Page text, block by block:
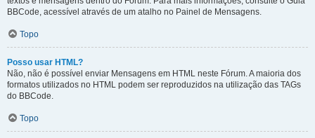
BBCode, acessível através de um atalho no Painel de Mensagens.
Topo
Posso usar HTML?
Não, não é possível enviar Mensagens em HTML neste Fórum. A maioria dos
formatos utilizados no HTML podem ser reproduzidos na utilização das TAGs
do BBCode.
Topo